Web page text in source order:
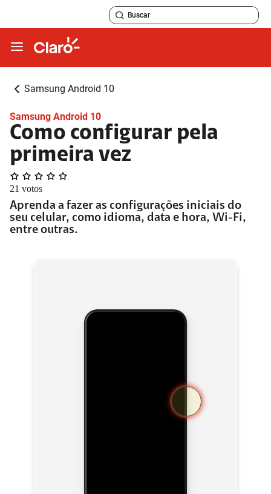
Samsung Android 10
Samsung Android 10
Como configurar pela
primeira vez
21 votos
Aprenda a fazer as configurações iniciais do
seu celular, como idioma, data e hora, Wi-Fi,
entre outras.